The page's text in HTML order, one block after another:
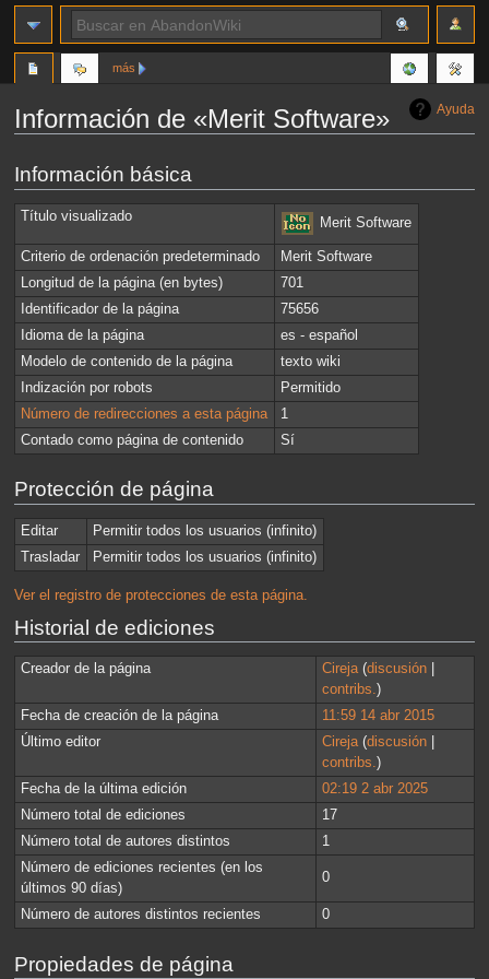
Ayuda
Información de «Merit Software»
a
la
navegación
a
la
búsqueda
Información básica
Título visualizado Merit Software
Criterio de ordenación predeterminado
Merit Software
Longitud de la página (en bytes)
701
Identificador de la página
75656
Idioma de la página
es - español
Modelo de contenido de la página
texto wiki
Indización por robots
Permitido
Número de redirecciones a esta página
1
Contado como página de contenido
Sí
Protección de página
Editar
Permitir todos los usuarios (infinito)
Trasladar
Permitir todos los usuarios (infinito)
Ver el registro de protecciones de esta página.
Historial de ediciones
Creador de la página Cireja (discusión|
contribs.)
Fecha de creación de la página
11:59 14 abr 2015
Último editor
Cireja (discusión|
contribs.)
Fecha de la última edición
02:19 2 abr 2025
Número total de ediciones
17
Número total de autores distintos
1
Número de ediciones recientes (en los
últimos 90 días)
0
Número de autores distintos recientes 0
Propiedades de página
más